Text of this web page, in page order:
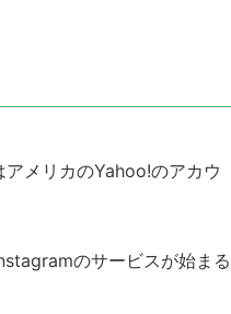
メリカのYahoo!のアカウ
のサービスが始まる